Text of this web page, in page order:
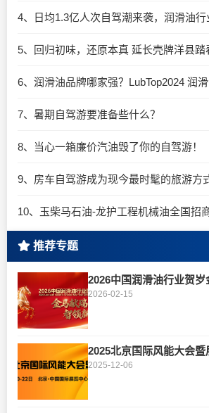
4、日均1.3亿人次自驾潮来袭，润滑油
5、回归初味，还原本真 延长壳牌洋县踏
6、润滑油品牌哪家强？LubTop2024 润
7、暑期自驾游要准备些什么？
8、当心一箱廉价汽油毁了你的自驾游！
9、房车自驾游成为现今最时髦的旅游方
推荐专题
2026中国润滑油行业贺岁
2026-02-15
2025北京国际风能大会暨
2025-12-06